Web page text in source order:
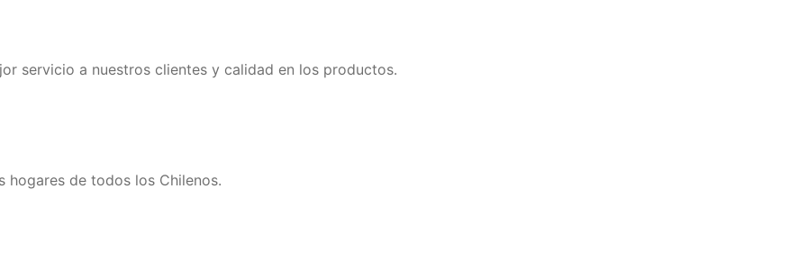
servicio a nuestros clientes y calidad en los productos.
hogares de todos los Chilenos.